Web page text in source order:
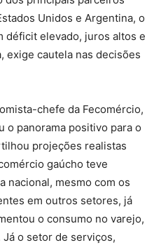
Unidos e Argentina, o
déficit elevado, juros altos e
exige cautela nas decisões
chefe da Fecomércio,
o panorama positivo para o
projeções realistas
gaúcho teve
nacional, mesmo com os
em outros setores, já
o consumo no varejo,
o setor de serviços,